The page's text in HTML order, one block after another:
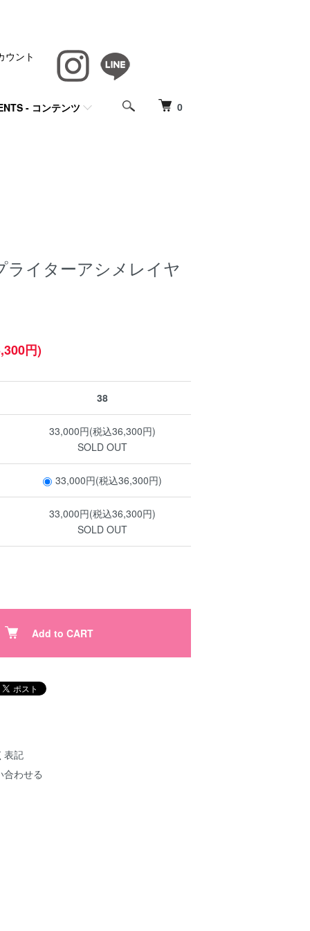
0
- コンテンツ
ウント
ライターアシメレイヤ
円)
38
33,000円(税込36,300円)
SOLD OUT
33,000円(税込36,300円)
33,000円(税込36,300円)
SOLD OUT
Add to CART
表記
合わせる